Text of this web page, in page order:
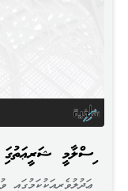
އިސްލާމީ ޝަރީޢަތުގައި
ޢަދުލުވެރިއަކުކަމުގައި